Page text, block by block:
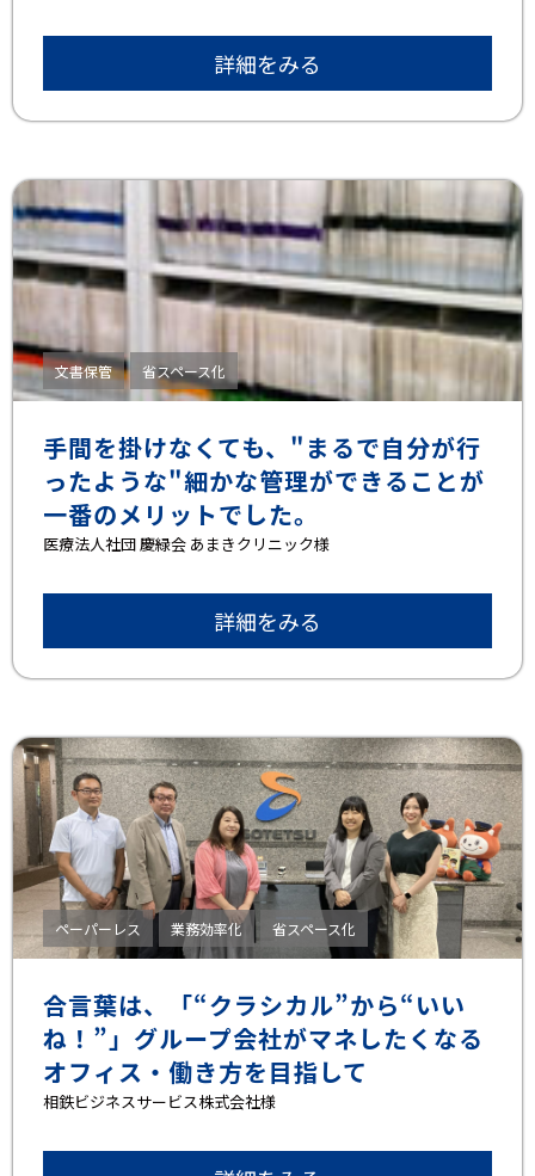
詳細をみる
文書保管 省スペース化
手間を掛けなくても、"まるで自分が行
ったような"細かな管理ができることが
一番のメリットでした。
医療法人社団 慶緑会 あまきクリニック様
詳細をみる
ペーパーレス 業務効率化 省スペース化
合言葉は、「“クラシカル”から“いい
ね！”」グループ会社がマネしたくなる
オフィス・働き方を目指して
相鉄ビジネスサービス株式会社様